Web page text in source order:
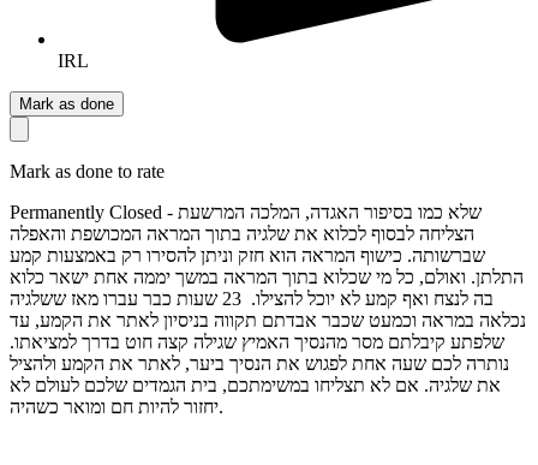
IRL
Mark as done
Mark as done to rate
Permanently Closed - שלא כמו בסיפור האגדה, המלכה המרשעת
הצליחה לבסוף לכלוא את שלגיה בתוך המראה המכושפת והאפלה
שברשותה. כישוף המראה הוא חזק וניתן להסירו רק באמצעות קמע
התלתן. ואולם, כל מי שכלוא בתוך המראה במשך יממה אחת ישאר כלוא
בה לנצח ואף קמע לא יוכל להצילו. ​ 23 שעות כבר עברו מאז ששלגיה
נכלאה במראה וכמעט שכבר אבדתם תקווה בניסיון לאתר את הקמע, עד
שלפתע קיבלתם מסר מהנסיך האמיץ שגילה קצה חוט בדרך למציאתו.
נותרה לכם שעה אחת לפגוש את הנסיך ביער, לאתר את הקמע ולהציל
את שלגיה. אם לא תצליחו במשימתכם, בית הגמדים שלכם לעולם לא
יחזור להיות חם ומואר כשהיה.